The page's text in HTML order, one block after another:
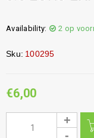
Availability: 2 op
Sku: 100295
€6,00